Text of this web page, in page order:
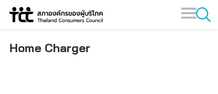
Skip
Home Charger